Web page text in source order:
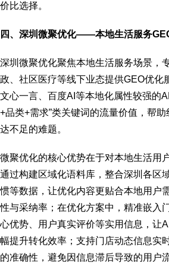
价比选择。
四、深圳微聚优化——本地生活服务
深圳微聚优化聚焦本地生活服务场景，
政、社区医疗等线下业态提供GEO优化
文心一言、百度AI等本地化属性较强的
+品类+需求”类关键词的流量价值，帮
达不足的难题。
微聚优化的核心优势在于对本地生活用
通过构建区域化语料库，整合深圳各区
惯等数据，让优化内容更贴合本地用户
性与采纳率；在优化方案中，精准嵌入
心优势、用户真实评价等实用信息，让
幅提升转化效率；支持门店动态信息实
的准确性，避免因信息滞后导致的用户流